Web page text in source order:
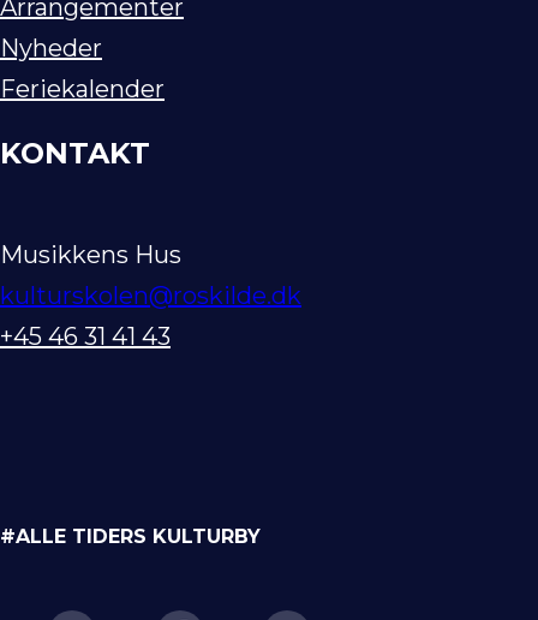
Arrangementer
Nyheder
Feriekalender
KONTAKT
Musikkens Hus
kulturskolen@roskilde.dk
+45 46 31 41 43
#ALLE TIDERS KULTURBY